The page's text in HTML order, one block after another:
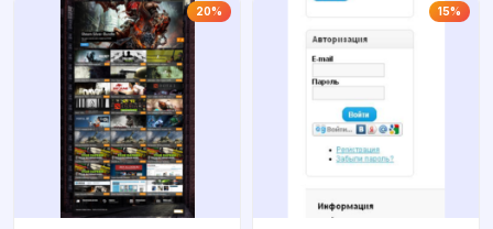
Купить 20% 15%